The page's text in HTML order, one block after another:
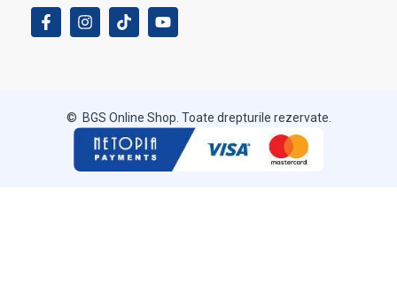
© BGS Online Shop. Toate drepturile rezervate.